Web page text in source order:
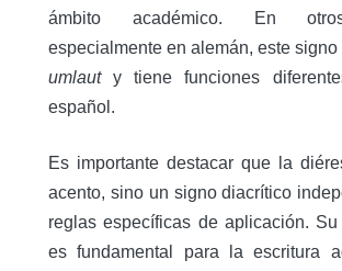
ámbito académico. En otros
especialmente en alemán, este
umlauty tiene funciones
español.
Es importante destacar que la
acento, sino un signo diacrítico
reglas específicas de aplicación.
es fundamental para la escritura